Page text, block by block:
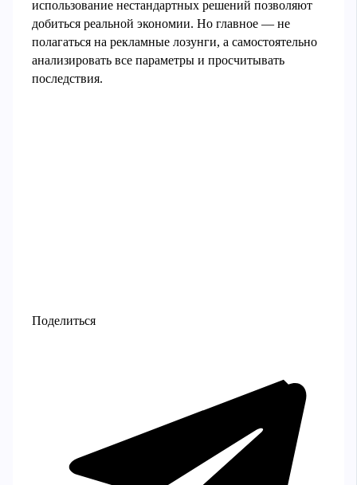
использование нестандартных решений позволяют
добиться реальной экономии. Но главное — не
полагаться на рекламные лозунги, а самостоятельно
анализировать все параметры и просчитывать
последствия.
Поделиться